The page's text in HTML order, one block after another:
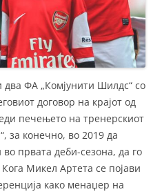
ФА „Комјунити Шилдс“ со
договор на крајот од
печењето на тренерскиот
за конечно, во 2019 да
првата деби-сезона, да го
Микел Артета се појави
како менаџер на